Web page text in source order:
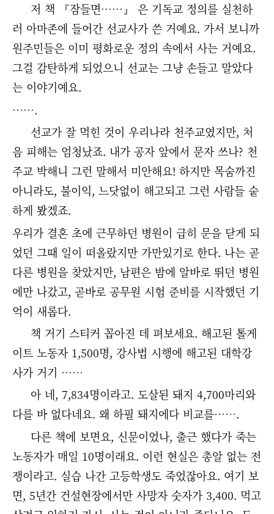
저 책 『잠들면……』 은 기독교 정의를 실천하
러 아마존에 들어간 선교사가 쓴 거예요. 가서 보니까
원주민들은 이미 평화로운 정의 속에서 사는 거예요.
그걸 감탄하게 되었으니 선교는 그냥 손들고 말았다
는 이야기예요.
…….
선교가 잘 먹힌 것이 우리나라 천주교였지만, 처
음 피해는 엄청났죠. 내가 공자 앞에서 문자 쓰나? 천
주교 박해니 그런 말해서 미안해요! 하지만 목숨까진
아니라도, 불이익, 느닷없이 해고되고 그런 사람들 숱
하게 봤겠죠.
우리가 결혼 초에 근무하던 병원이 급히 문을 닫게 되
었던 그때 일이 떠올랐지만 가만있기로 한다. 나는 곧
다른 병원을 찾았지만, 남편은 밤에 알바로 뛰던 병원
에만 나갔고, 곧바로 공무원 시험 준비를 시작했던 기
억이 새롭다.
책 거기 스티커 꼽아진 데 펴보세요. 해고된 톨게
이트 노동자 1,500명, 강사법 시행에 해고된 대학강
사가 거기 ……
아 네, 7,834명이라고. 도살된 돼지 4,700마리와
다를 바 없다네요. 왜 하필 돼지에다 비교를…….
다른 책에 보면요, 신문이었나, 출근 했다가 죽는
노동자가 매일 10명이래요. 이런 현실은 총알 없는 전
쟁이라고. 실습 나간 고등학생도 죽었잖아요. 여기 보
면, 5년간 건설현장에서만 사망자 숫자가 3,400. 먹고